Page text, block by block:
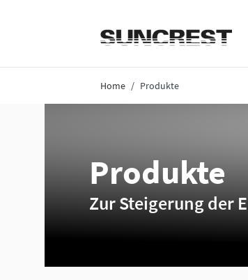
Home / Produkte
Produkte
Zur Steigerung der